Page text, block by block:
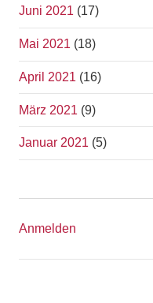
Juni 2021 (17)
Mai 2021 (18)
April 2021 (16)
März 2021 (9)
Januar 2021 (5)
Anmelden